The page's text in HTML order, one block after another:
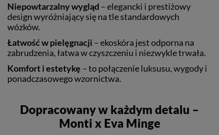
Niepowtarzalny wygląd – elegancki i prestiżowy
design wyróżniający się na tle standardowych
wózków.
Łatwość w pielęgnacji – ekoskóra jest odporna na
zabrudzenia, łatwa w czyszczeniu i niezwykle trwała.
Komfort i estetykę – to połączenie luksusu, wygody i
ponadczasowego wzornictwa.
Dopracowany w każdym detalu –
Monti x Eva Minge